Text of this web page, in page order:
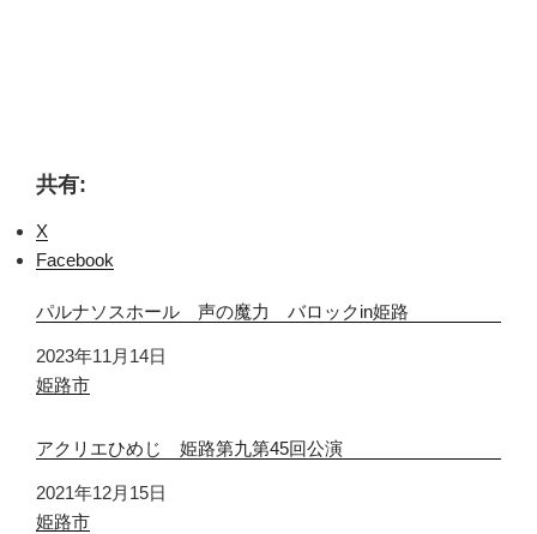
共有:
X
Facebook
パルナソスホール 声の魔力 バロックin姫路
日付
2023年11月14日
関連理由
姫路市
アクリエひめじ 姫路第九第45回公演
日付
2021年12月15日
関連理由
姫路市